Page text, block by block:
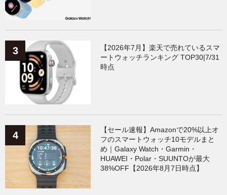
【2026年7月】楽天で売れているスマ
ートウォッチランキング TOP30|7/31
時点
【セール速報】Amazonで20%以上オ
フのスマートウォッチ10モデルまと
め｜Galaxy Watch・Garmin・
HUAWEI・Polar・SUUNTOが最大
38%OFF【2026年8月7日時点】